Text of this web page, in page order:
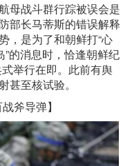
战斗群行踪被误会是
部长马蒂斯的错误解释
，是为了和朝鲜打“心
的消息时，恰逢朝鲜纪
举行在即。此前有舆
甚至核试验。
斧导弹】